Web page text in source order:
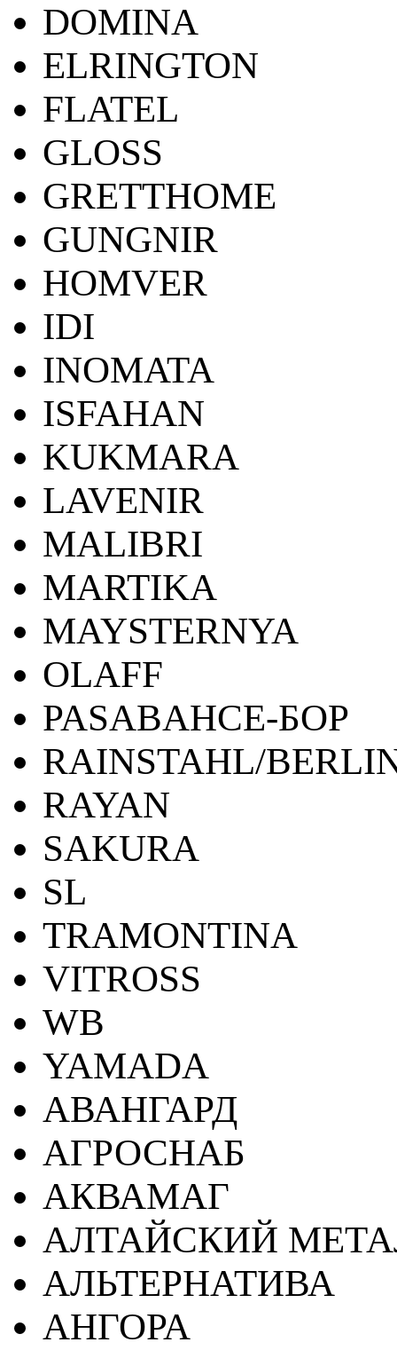
DOMINA
ELRINGTON
FLATEL
GLOSS
GRETTHOME
GUNGNIR
HOMVER
IDI
INOMATA
ISFAHAN
KUKMARA
LAVENIR
MALIBRI
MARTIKA
MAYSTERNYA
OLAFF
PASABAHCE-БОР
RAINSTAHL/
RAYAN
SAKURA
SL
TRAMONTINA
VITROSS
WB
YAMADA
АВАНГАРД
АГРОСНАБ
АКВАМАГ
АЛТАЙСКИЙ
АЛЬТЕРНАТИВА
АНГОРА